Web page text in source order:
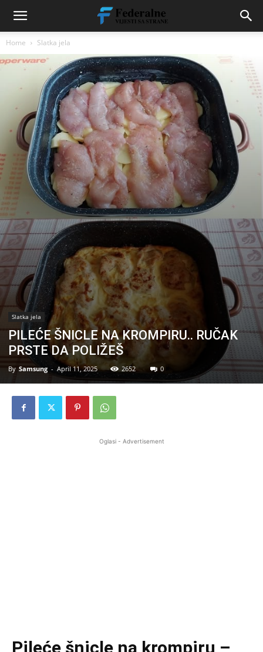
Home Slatka jela
Slatka jela
PILEĆE ŠNICLE NA KROMPIRU.. RUČAK
PRSTE DA POLIŽEŠ
By Samsung - April 11, 2025 2652 0
Oglasi - Advertisement
Pileće šnicle na krompiru –